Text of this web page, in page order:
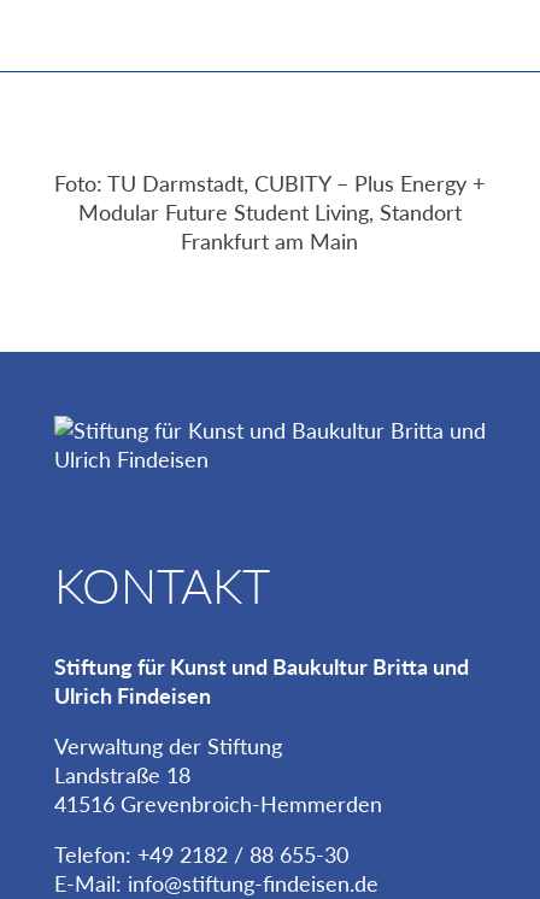
Foto: TU Darmstadt, CUBITY – Plus Energy +
Modular Future Student Living, Standort
Frankfurt am Main
KONTAKT
Stiftung für Kunst und Baukultur Britta und
Ulrich Findeisen
Verwaltung der Stiftung
Landstraße 18
41516 Grevenbroich-Hemmerden
Telefon: +49 2182 / 88 655-30
E-Mail: info@stiftung-findeisen.de